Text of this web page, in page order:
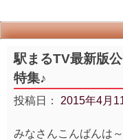
駅まるTV最新版
特集♪
投稿日： 2015年4月
みなさんこんばんは